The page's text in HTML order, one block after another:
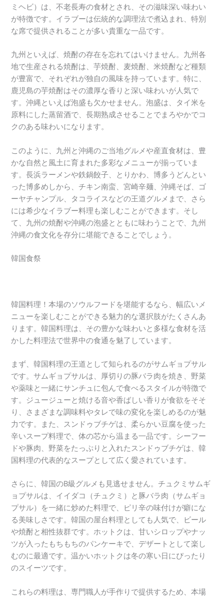
ミヘビ）は、不老長寿の食材とされ、その滋味深い味わい
が特徴です。イラブーは伝統的な調理法で煮込まれ、特別
な席で提供されることが多い貴重な一品です。
九州といえば、焼酎の存在を忘れてはいけません。九州各
地で生産される焼酎は、芋焼酎、麦焼酎、米焼酎など種類
が豊富で、それぞれが独自の風味を持っています。特に、
鹿児島の芋焼酎はその濃厚な香りと深い味わいが人気で
す。沖縄といえば泡盛も欠かせません。泡盛は、タイ米を
原料にした蒸留酒で、長期熟成させることでまろやかでコ
クのある味わいになります。
このように、九州と沖縄のご当地グルメや産直食材は、豊
かな自然と風土に育まれた多彩なメニューが揃っていま
す。長浜ラーメンや鉄鍋餃子、とりかわ、博多うどんとい
った博多めしから、チキン南蛮、宮崎辛麺、沖縄そば、ゴ
ーヤチャンプル、タコライスなどの王道グルメまで、さら
には希少なイラブー料理も楽しむことができます。そし
て、九州の焼酎や沖縄の泡盛とともに味わうことで、九州
沖縄の食文化を存分に堪能できることでしょう。
韓国食祭
韓国料理！本場のソウルフードを堪能するなら、幅広いメ
ニューを楽しむことができる魅力的な選択肢がたくさんあ
ります。韓国料理は、その豊かな味わいと多様な食材を活
かした料理法で世界中の食通を魅了しています。
まず、韓国料理の王道として知られるのがサムギョプサル
です。サムギョプサルは、厚切りの豚バラ肉を焼き、野菜
や薬味と一緒にサンチュに包んで食べるスタイルが特徴で
す。ジュージューと焼ける音や香ばしい香りが食欲をそそ
り、さまざまな調味料やタレで味の変化を楽しめるのが魅
力です。また、スンドゥブチゲは、柔らかい豆腐を使った
辛いスープ料理で、体の芯から温まる一品です。シーフー
ドや豚肉、野菜をたっぷりと入れたスンドゥブチゲは、韓
国料理の代表的なスープとして広く愛されています。
さらに、韓国のB級グルメも見逃せません。チュクミサムギ
ョプサルは、イイダコ（チュクミ）と豚バラ肉（サムギョ
プサル）を一緒に炒めた料理で、ピリ辛の味付けが癖にな
る美味しさです。韓国の屋台料理としても人気で、ビール
や焼酎と相性抜群です。ホットクは、甘いシロップやナッ
ツが入ったもちもちのパンケーキで、デザートとして楽し
むのに最適です。温かいホットクは冬の寒い日にぴったり
のスイーツです。
これらの料理は、専門職人が手作りで提供するため、本場